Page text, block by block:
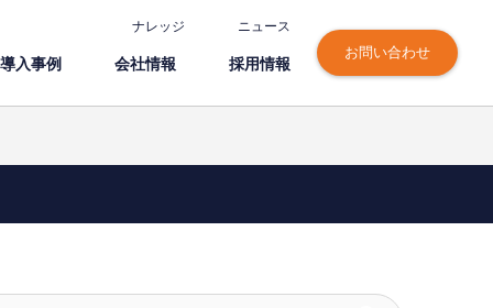
ナレッジ ニュース
導⼊事例 会社情報 採⽤情報
お問い合わせ